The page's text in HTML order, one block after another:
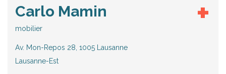
Carlo Mamin
mobilier
Av. Mon-Repos 28, 1005 Lausanne
Lausanne-Est